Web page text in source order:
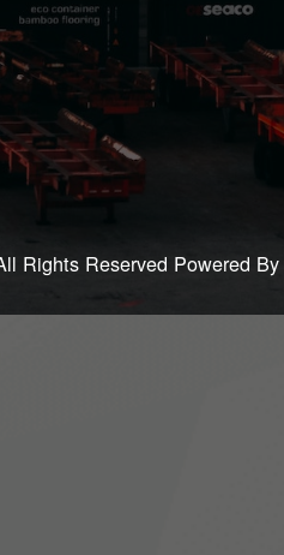
Rights Reserved Powered By